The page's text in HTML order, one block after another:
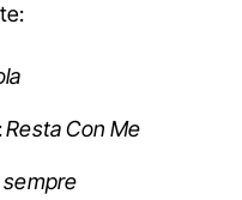
Resta Con Me
sempre